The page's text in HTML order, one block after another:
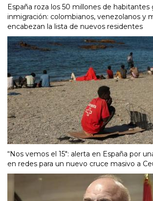
España roza los 50 millones de habitantes
inmigración: colombianos, venezolanos y
encabezan la lista de nuevos residentes
“Nos vemos el 15″: alerta en España por
en redes para un nuevo cruce masivo a